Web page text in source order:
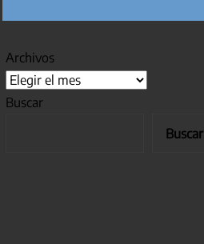
Archivos
Buscar
Buscar